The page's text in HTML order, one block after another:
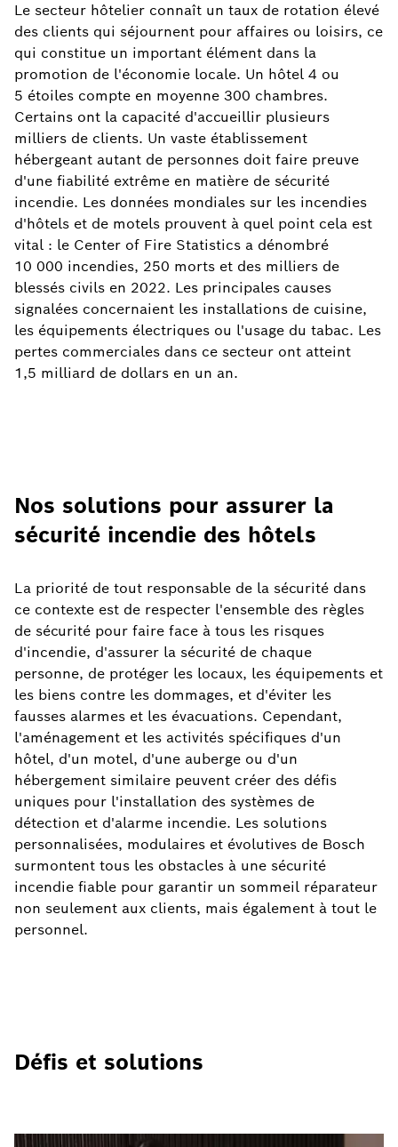
Le secteur hôtelier connaît un taux de rotation élevé
des clients qui séjournent pour affaires ou loisirs, ce
qui constitue un important élément dans la
promotion de l'économie locale. Un hôtel 4 ou
5 étoiles compte en moyenne 300 chambres.
Certains ont la capacité d'accueillir plusieurs
milliers de clients. Un vaste établissement
hébergeant autant de personnes doit faire preuve
d'une fiabilité extrême en matière de sécurité
incendie. Les données mondiales sur les incendies
d'hôtels et de motels prouvent à quel point cela est
vital : le Center of Fire Statistics a dénombré
10 000 incendies, 250 morts et des milliers de
blessés civils en 2022. Les principales causes
signalées concernaient les installations de cuisine,
les équipements électriques ou l'usage du tabac. Les
pertes commerciales dans ce secteur ont atteint
1,5 milliard de dollars en un an.
Nos solutions pour assurer la
sécurité incendie des hôtels
La priorité de tout responsable de la sécurité dans
ce contexte est de respecter l'ensemble des règles
de sécurité pour faire face à tous les risques
d'incendie, d'assurer la sécurité de chaque
personne, de protéger les locaux, les équipements et
les biens contre les dommages, et d'éviter les
fausses alarmes et les évacuations. Cependant,
l'aménagement et les activités spécifiques d'un
hôtel, d'un motel, d'une auberge ou d'un
hébergement similaire peuvent créer des défis
uniques pour l'installation des systèmes de
détection et d'alarme incendie. Les solutions
personnalisées, modulaires et évolutives de Bosch
surmontent tous les obstacles à une sécurité
incendie fiable pour garantir un sommeil réparateur
non seulement aux clients, mais également à tout le
personnel.
Défis et solutions